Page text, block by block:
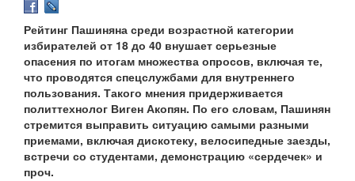
Рейтинг Пашиняна среди возрастной категории
избирателей от 18 до 40 внушает серьезные
опасения по итогам множества опросов, включая те,
что проводятся спецслужбами для внутреннего
пользования. Такого мнения придерживается
политтехнолог Виген Акопян. По его словам, Пашинян
стремится выправить ситуацию самыми разными
приемами, включая дискотеку, велосипедные заезды,
встречи со студентами, демонстрацию «сердечек» и
проч.